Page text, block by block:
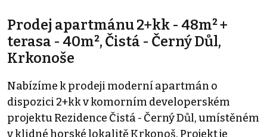
Prodej apartmánu 2+kk - 48m² +
terasa - 40m², Čistá - Černý Důl,
Krkonoše
Nabízíme k prodeji moderní apartmán o
dispozici 2+kk v komorním developerském
projektu Rezidence Čistá - Černý Důl, umístěném
v klidné horské lokalitě Krkonoš. Projekt je